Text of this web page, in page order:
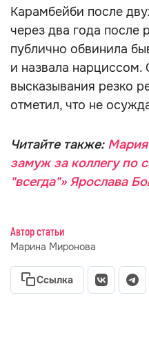
Карамбейби после
через два года после
публично обвинила
и назвала нарциссом.
высказывания резко
отметил, что не
Читайте также:Мария
замуж за коллегу по
"всегда"» Ярослава
Автор статьи
Марина Миронова
Ссылка